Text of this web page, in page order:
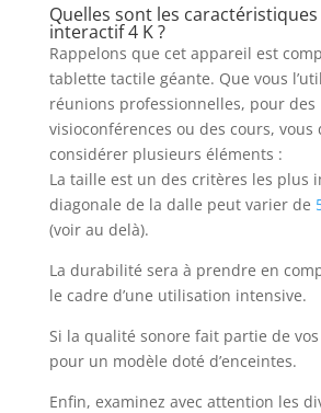
Quelles sont les caractéristiques
interactif 4 K ?
Rappelons que cet appareil est
tablette tactile géante. Que vous
réunions professionnelles, pour des
visioconférences ou des cours, vous
considérer plusieurs éléments :
La taille est un des critères les plus
diagonale de la dalle peut varier de
(voir au delà).
La durabilité sera à prendre en
le cadre d’une utilisation intensive.
Si la qualité sonore fait partie de
pour un modèle doté d’enceintes.
Enfin, examinez avec attention les